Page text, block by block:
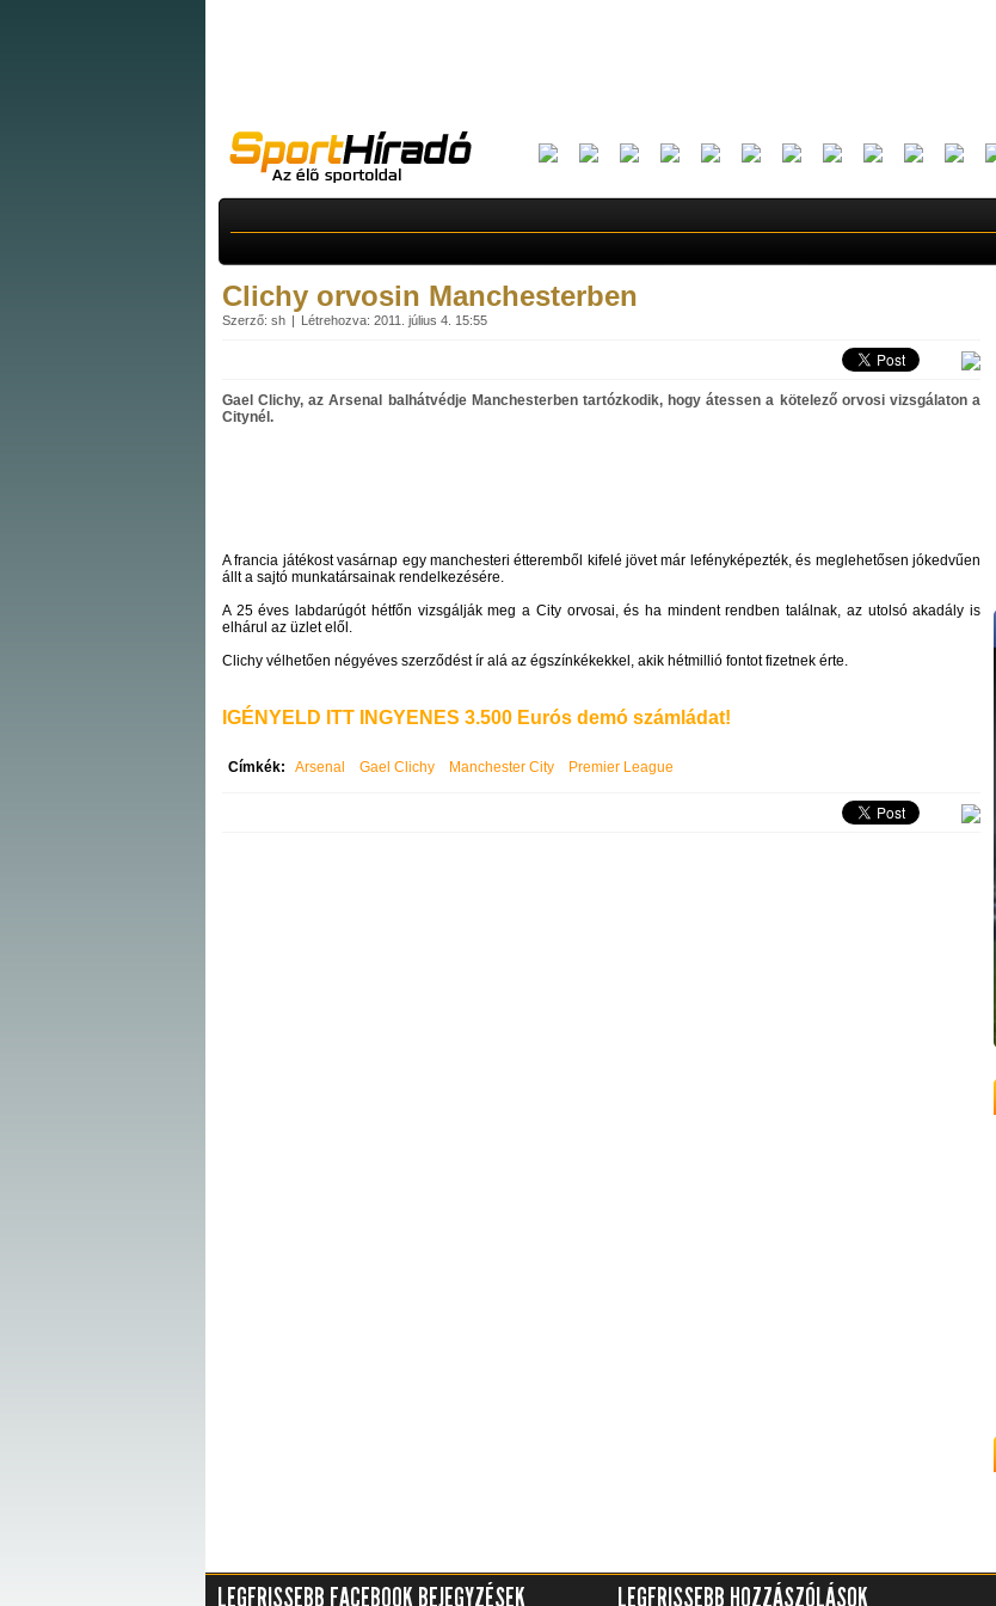
Clichy orvosin Manchesterben
Szerző: sh Létrehozva: 2011. július 4. 15:55
Gael Clichy, az Arsenal balhátvédje Manchesterben tartózkodik, hogy átessen a kötelező orvosi vizsgálaton a
Citynél.
A francia játékost vasárnap egy manchesteri étteremből kifelé jövet már lefényképezték, és meglehetősen jókedvűen
állt a sajtó munkatársainak rendelkezésére.
A 25 éves labdarúgót hétfőn vizsgálják meg a City orvosai, és ha mindent rendben találnak, az utolsó akadály is
elhárul az üzlet elől.
Clichy vélhetően négyéves szerződést ír alá az égszínkékekkel, akik hétmillió fontot fizetnek érte.
IGÉNYELD ITT INGYENES 3.500 Eurós demó számládat!
Címkék: Arsenal Gael Clichy Manchester City Premier League
LEGFRISSEBB FACEBOOK BEJEGYZÉSEK LEGFRISSEBB HOZZÁSZÓLÁSOK